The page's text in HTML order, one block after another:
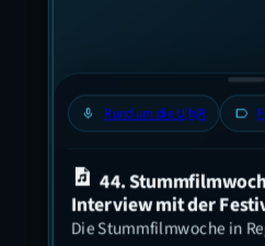
mic Rund um die U(h)R label
44.
Interview mit der
Die Stummfilmwoche in